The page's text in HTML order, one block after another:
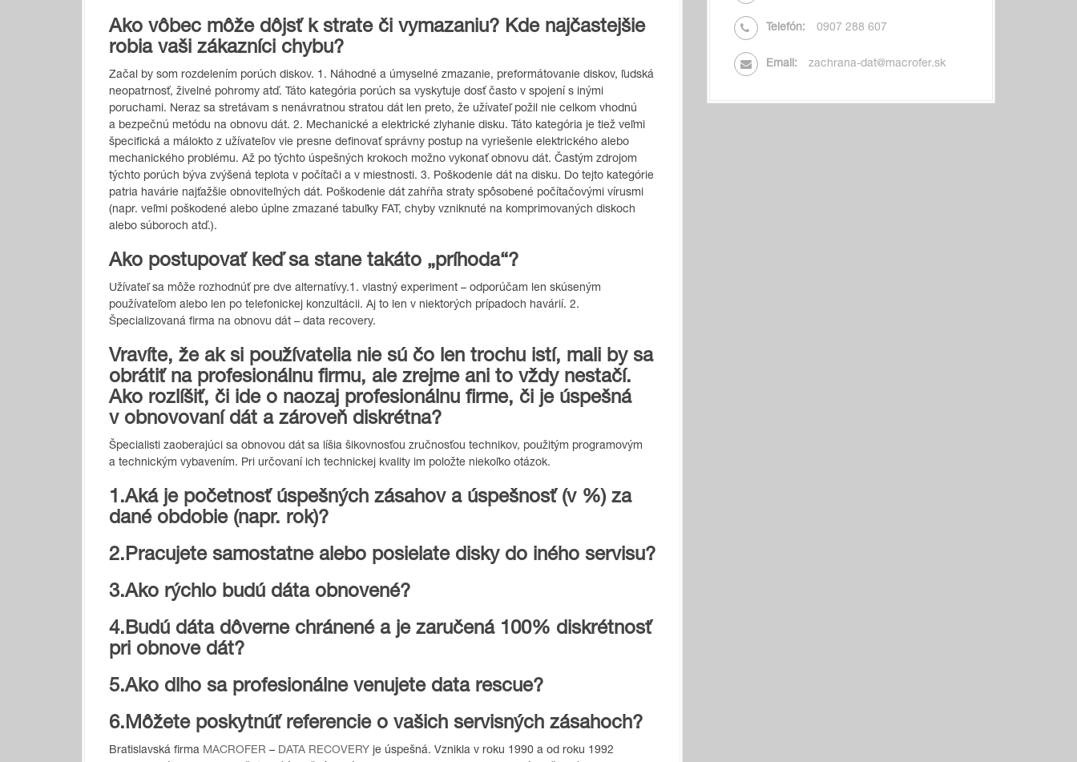
Ako vôbec môže dôjsť k strate či vymazaniu? Kde najčastejšie
robia vaši zákazníci chybu?
Začal by som rozdelením porúch diskov. 1. Náhodné a úmyselné zmazanie, preformátovanie diskov, ľudská
neopatrnosť, živelné pohromy atď. Táto kategória porúch sa vyskytuje dosť často v spojení s inými
poruchami. Neraz sa stretávam s nenávratnou stratou dát len preto, že užívateľ požil nie celkom vhodnú
a bezpečnú metódu na obnovu dát. 2. Mechanické a elektrické zlyhanie disku. Táto kategória je tiež veľmi
špecifická a málokto z užívateľov vie presne definovať správny postup na vyriešenie elektrického alebo
mechanického problému. Až po týchto úspešných krokoch možno vykonať obnovu dát. Častým zdrojom
týchto porúch býva zvýšená teplota v počítači a v miestnosti. 3. Poškodenie dát na disku. Do tejto kategórie
patria havárie najťažšie obnoviteľných dát. Poškodenie dát zahŕňa straty spôsobené počítačovými vírusmi
(napr. veľmi poškodené alebo úplne zmazané tabuľky FAT, chyby vzniknuté na komprimovaných diskoch
alebo súboroch atď.).
Ako postupovať keď sa stane takáto „príhoda“?
Užívateľ sa môže rozhodnúť pre dve alternatívy.1. vlastný experiment – odporúčam len skúseným
používateľom alebo len po telefonickej konzultácii. Aj to len v niektorých prípadoch havárií. 2.
Špecializovaná firma na obnovu dát – data recovery.
Vravíte, že ak si používatelia nie sú čo len trochu istí, mali by sa
obrátiť na profesionálnu firmu, ale zrejme ani to vždy nestačí.
Ako rozlíšiť, či ide o naozaj profesionálnu firme, či je úspešná
v obnovovaní dát a zároveň diskrétna?
Špecialisti zaoberajúci sa obnovou dát sa líšia šikovnosťou zručnosťou technikov, použitým programovým
a technickým vybavením. Pri určovaní ich technickej kvality im položte niekoľko otázok.
1.Aká je početnosť úspešných zásahov a úspešnosť (v %) za
dané obdobie (napr. rok)?
2.Pracujete samostatne alebo posielate disky do iného servisu?
3.Ako rýchlo budú dáta obnovené?
4.Budú dáta dôverne chránené a je zaručená 100% diskrétnosť
pri obnove dát?
5.Ako dlho sa profesionálne venujete data rescue?
6.Môžete poskytnúť referencie o vašich servisných zásahoch?
Bratislavská firma MACROFER – DATA RECOVERY je úspešná. Vznikla v roku 1990 a od roku 1992
Telefón: 0907 288 607
Email: zachrana-dat@macrofer.sk